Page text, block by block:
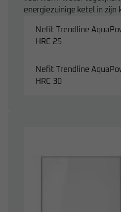
energiezuinige ketel in zijn
Nefit Trendline
HRC 25
Nefit Trendline
HRC 30